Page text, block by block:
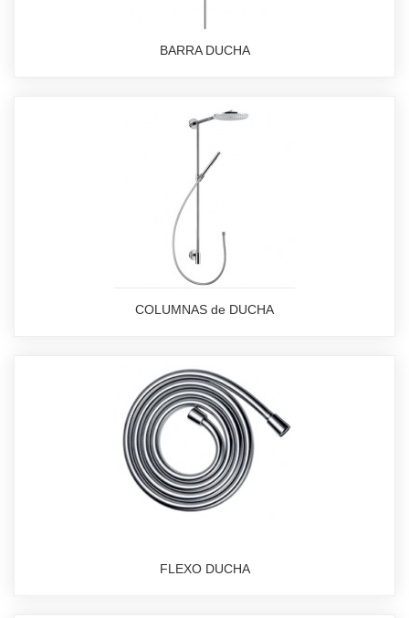
BARRA DUCHA
COLUMNAS de DUCHA
FLEXO DUCHA